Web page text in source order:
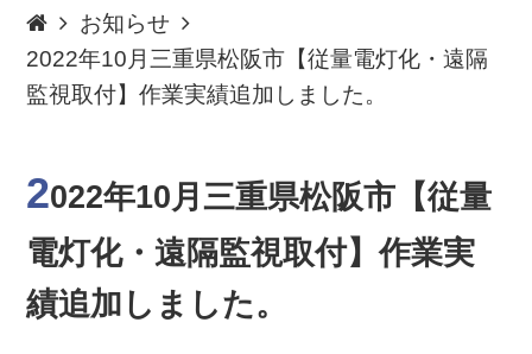
お知らせ
2022年10月三重県松阪市【従量電灯化・遠隔
監視取付】作業実績追加しました。
2022年10月三重県松阪市【従量
電灯化・遠隔監視取付】作業実
績追加しました。